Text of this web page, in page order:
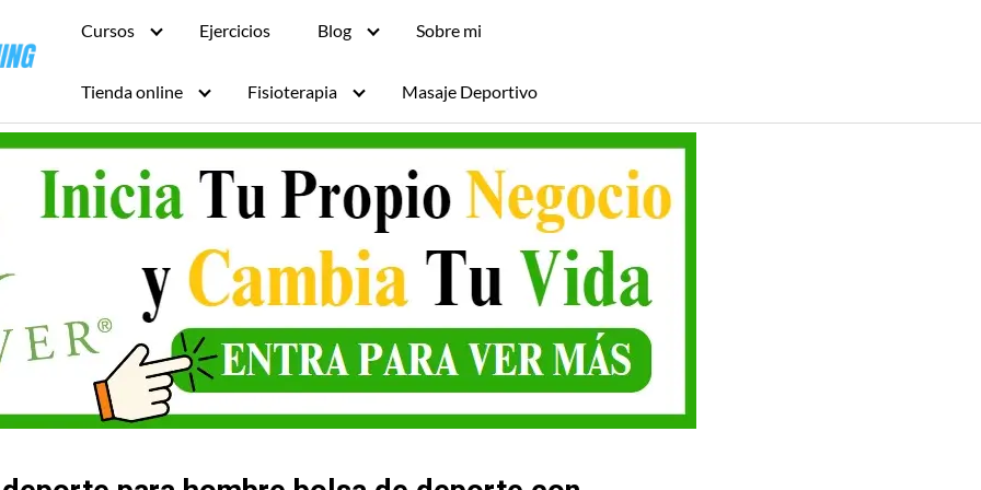
Cursos Ejercicios Blog Sobre mi
Tienda online Fisioterapia Masaje Deportivo